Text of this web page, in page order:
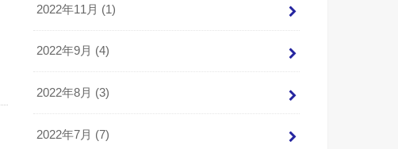
2022年11月 (1)
2022年9月 (4)
2022年8月 (3)
2022年7月 (7)